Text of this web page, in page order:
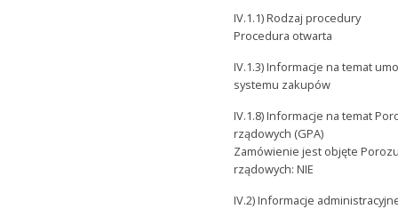
IV.1.1) Rodzaj procedury
Procedura otwarta
IV.1.3) Informacje na temat
systemu zakupów
IV.1.8) Informacje na temat
rządowych (GPA)
Zamówienie jest objęte
rządowych: NIE
IV.2) Informacje